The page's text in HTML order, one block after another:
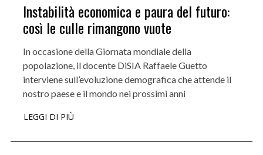
Instabilità economica e paura del futuro:
così le culle rimangono vuote
In occasione della Giornata mondiale della
popolazione, il docente DiSIA Raffaele Guetto
interviene sull’evoluzione demografica che attende il
nostro paese e il mondo nei prossimi anni
LEGGI DI PIÙ